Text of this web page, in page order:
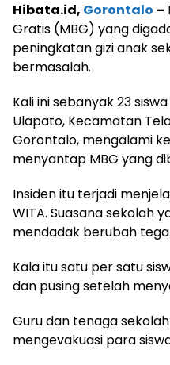
Hibata.id, Gorontalo –
Gratis (MBG) yang
peningkatan gizi anak
bermasalah.
Kali ini sebanyak 23 siswa
Ulapato, Kecamatan
Gorontalo, mengalami
menyantap MBG yang
Insiden itu terjadi
WITA. Suasana sekolah
mendadak berubah
Kala itu satu per satu
dan pusing setelah
Guru dan tenaga
mengevakuasi para